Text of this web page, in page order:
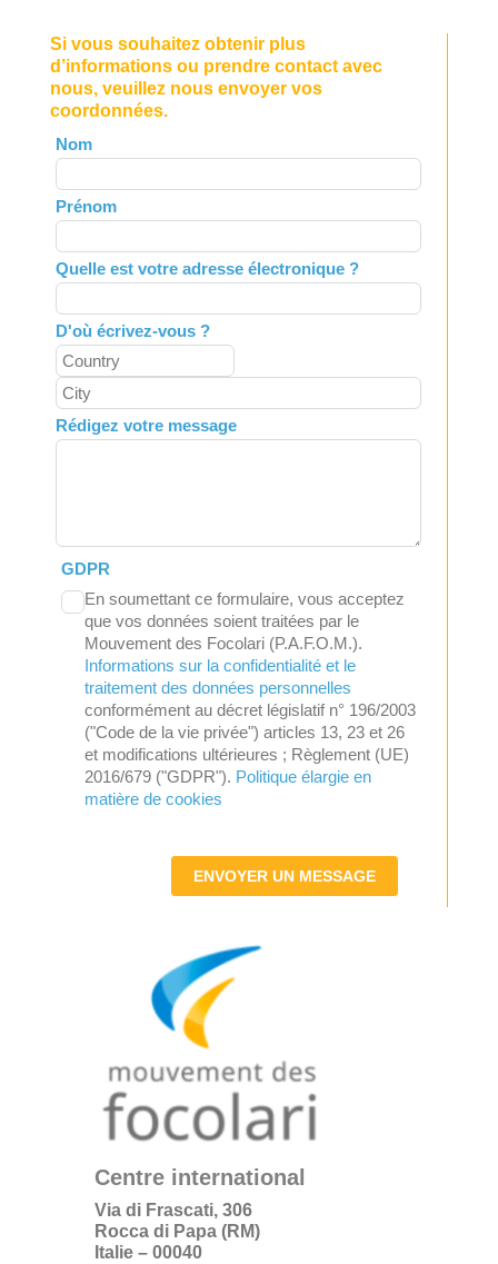
Si vous souhaitez obtenir plus
d’informations ou prendre contact avec
nous, veuillez nous envoyer vos
coordonnées.
Leave
this
field
blank
Nom
Prénom
Quelle est votre adresse électronique ?
D'où écrivez-vous ?
Rédigez votre message
GDPR
En soumettant ce formulaire, vous acceptez
que vos données soient traitées par le
Mouvement des Focolari (P.A.F.O.M.).
Informations sur la confidentialité et le
traitement des données personnelles
conformément au décret législatif n° 196/2003
("Code de la vie privée") articles 13, 23 et 26
et modifications ultérieures ; Règlement (UE)
2016/679 ("GDPR"). Politique élargie en
matière de cookies
ENVOYER UN MESSAGE
Centre international
Via di Frascati, 306
Rocca di Papa (RM)
Italie – 00040